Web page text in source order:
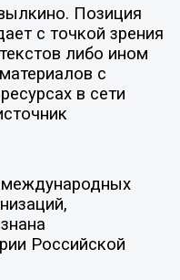
Позиция
с точкой зрения
либо ином
с
в сети
Российской